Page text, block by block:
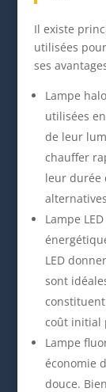
Il existe
utilisées
ses
Lampe
utilisées
de leur
chauffer
leur durée
Lampe
LED
sont
coût initial
Lampe
économie
douce.